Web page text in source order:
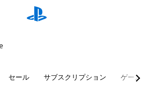
セール サブスクリプション ゲーム